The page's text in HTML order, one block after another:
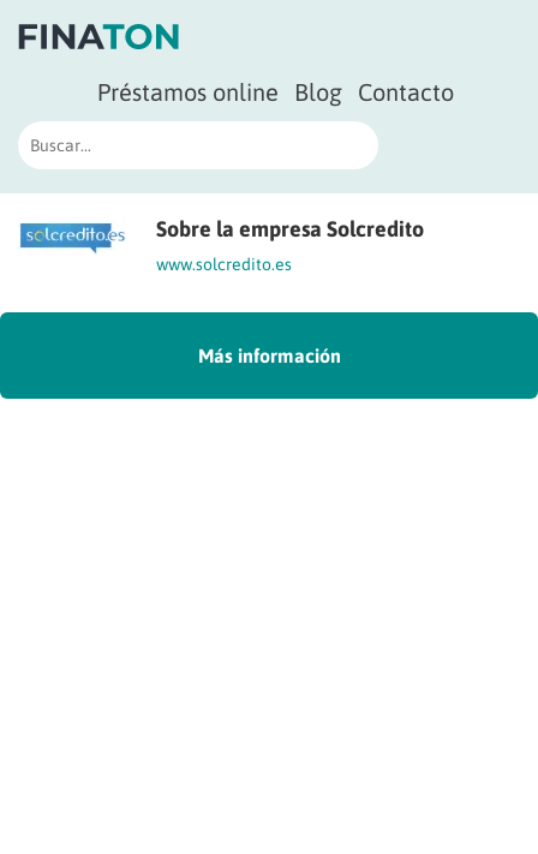
Préstamos online Blog Contacto
Sobre la empresa Solcredito
www.solcredito.es
Más información